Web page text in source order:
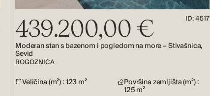
439.200,00 € ID: 4517
Moderan stan s bazenom i pogledom na more – Stivašnica,
Sevid
ROGOZNICA
Veličina (m²) : 123 m² Površina zemljišta (m²) :
125 m²